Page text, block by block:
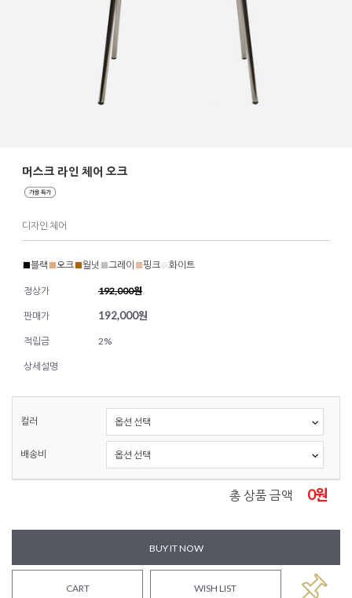
머스크 라인 체어 오크
디자인 체어
■블랙 ■오크■월넛 ■그레이 ■핑크 화이트
정상가 192,000원
판매가 192,000원
적립금 2%
상세설명
컬러
배송비
총 상품 금액 0원
BUY IT NOW
CART WISH LIST